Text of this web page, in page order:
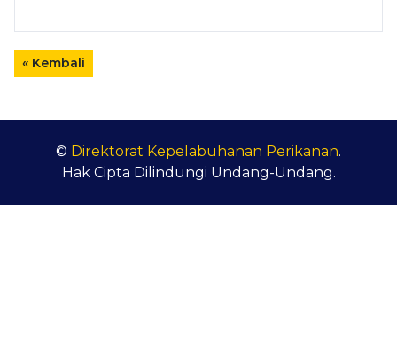
« Kembali
© Direktorat Kepelabuhanan Perikanan.
Hak Cipta Dilindungi Undang-Undang.